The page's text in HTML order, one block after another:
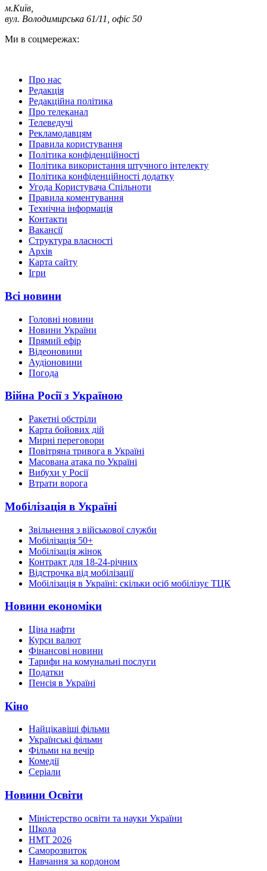
м.Київ
вул. Володимирська 61/11, офіс 50
Ми в соцмережах:
Про нас
Редакція
Редакційна політика
Про телеканал
Телеведучі
Рекламодавцям
Правила користування
Політика конфіденційності
Політика використання штучного інтелекту
Політика конфіденційності додатку
Угода Користувача Спільноти
Правила коментування
Технічна інформація
Контакти
Вакансії
Структура власності
Архів
Карта сайту
Ігри
Всі новини
Головні новини
Новини України
Прямий ефір
Відеоновини
Аудіоновини
Погода
Війна Росії з Україною
Ракетні обстріли
Карта бойових дій
Мирні переговори
Повітряна тривога в Україні
Масована атака по Україні
Вибухи у Росії
Втрати ворога
Мобілізація в Україні
Звільнення з військової служби
Мобілізація 50+
Мобілізація жінок
Контракт для 18-24-річних
Відстрочка від мобілізації
Мобілізація в Україні: скільки осіб мобілізує ТЦК
Новини економіки
Ціна нафти
Курси валют
Фінансові новини
Тарифи на комунальні послуги
Податки
Пенсія в Україні
Кіно
Найцікавіші фільми
Українські фільми
Фільми на вечір
Комедії
Серіали
Новини Освіти
Міністерство освіти та науки України
Школа
НМТ 2026
Саморозвиток
Навчання за кордоном